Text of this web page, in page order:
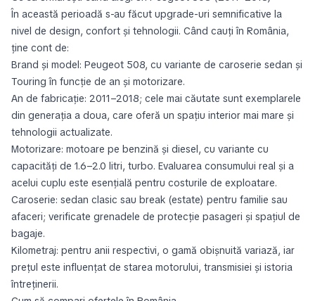
În această perioadă s-au făcut upgrade-uri semnificative la
nivel de design, confort și tehnologii. Când cauți în România,
ține cont de:
Brand și model: Peugeot 508, cu variante de caroserie sedan și
Touring în funcție de an și motorizare.
An de fabricație: 2011–2018; cele mai căutate sunt exemplarele
din generația a doua, care oferă un spațiu interior mai mare și
tehnologii actualizate.
Motorizare: motoare pe benzină și diesel, cu variante cu
capacități de 1.6–2.0 litri, turbo. Evaluarea consumului real și a
acelui cuplu este esențială pentru costurile de exploatare.
Caroserie: sedan clasic sau break (estate) pentru familie sau
afaceri; verificate grenadele de protecție pasageri și spațiul de
bagaje.
Kilometraj: pentru anii respectivi, o gamă obișnuită variază, iar
prețul este influențat de starea motorului, transmisiei și istoria
întreținerii.